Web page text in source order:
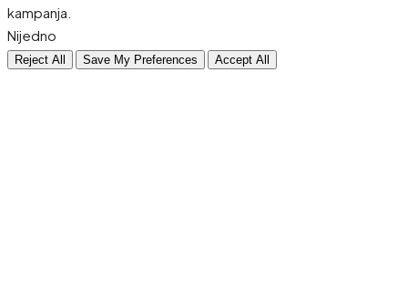
kampanja.
Nijedno
Reject All Save My Preferences Accept All